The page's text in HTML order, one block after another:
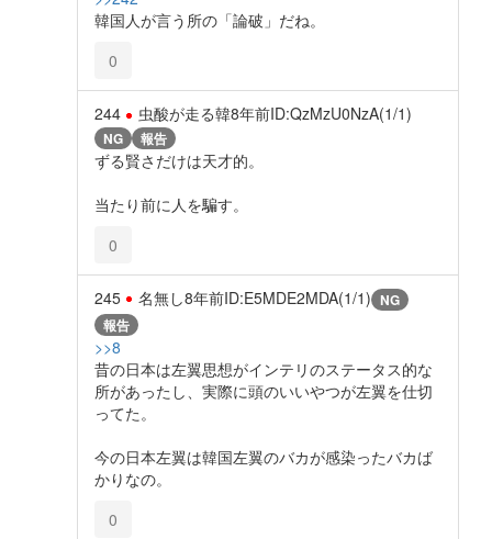
韓国人が言う所の「論破」だね。
0
244 虫酸が走る韓8年前ID:QzMzU0NzA(1/1)
NG 報告
ずる賢さだけは天才的。
当たり前に人を騙す。
0
245 名無し8年前ID:E5MDE2MDA(1/1) NG
報告
>>8
昔の日本は左翼思想がインテリのステータス的な
所があったし、実際に頭のいいやつが左翼を仕切
ってた。
今の日本左翼は韓国左翼のバカが感染ったバカば
かりなの。
0